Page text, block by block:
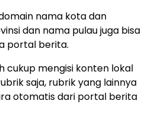
nama kota dan
dan nama pulau juga bisa
portal berita.
cukup mengisi konten lokal
saja, rubrik yang lainnya
otomatis dari portal berita